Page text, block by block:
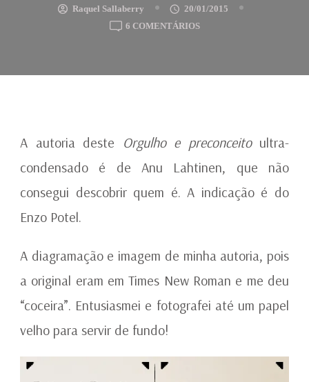
Raquel Sallaberry
20/01/2015
6 COMENTÁRIOSEM
PREJUDICE
A autoria deste Orgulho e preconceitoultra-
condensado é de Anu Lahtinen, que não
consegui descobrir quem é. A indicação é do
Enzo Potel.
A diagramação e imagem de minha autoria, pois
a original eram em Times New Roman e me deu
“coceira”. Entusiasmei e fotografei até um papel
velho para servir de fundo!